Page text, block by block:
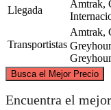
Llegada
Amtrak,
Transportistas
Amtrak,
Busca el Mejor Precio
Encuentra el